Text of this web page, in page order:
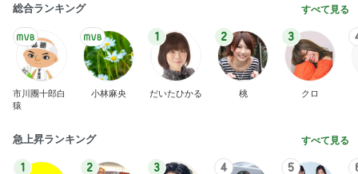
総合ランキング すべて見る
市川團十郎白
猿
小林麻央
1
だいたひかる
2
桃
3
クロ
急上昇ランキング すべて見る
1 2 3 4 5